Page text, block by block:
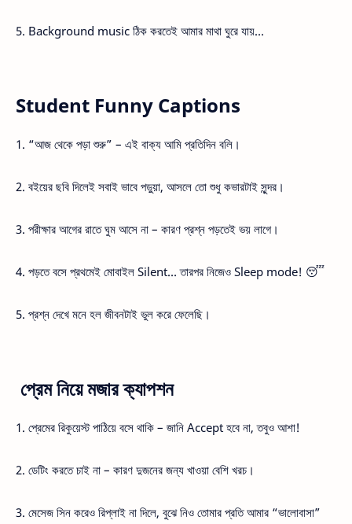
5. Background music ঠিক করতেই আমার মাথা ঘুরে যায়…
Student Funny Captions
1. “আজ থেকে পড়া শুরু” – এই বাক্য আমি প্রতিদিন বলি।
2. বইয়ের ছবি দিলেই সবাই ভাবে পড়ুয়া, আসলে তো শুধু কভারটাই সুন্দর।
3. পরীক্ষার আগের রাতে ঘুম আসে না – কারণ প্রশ্ন পড়তেই ভয় লাগে।
4. পড়তে বসে প্রথমেই মোবাইল Silent… তারপর নিজেও Sleep mode! 😴
5. প্রশ্ন দেখে মনে হল জীবনটাই ভুল করে ফেলেছি।
প্রেম নিয়ে মজার ক্যাপশন
1. প্রেমের রিকুয়েস্ট পাঠিয়ে বসে থাকি – জানি Accept হবে না, তবুও আশা!
2. ডেটিং করতে চাই না – কারণ দুজনের জন্য খাওয়া বেশি খরচ।
3. মেসেজ সিন করেও রিপ্লাই না দিলে, বুঝে নিও তোমার প্রতি আমার “ভালোবাসা”